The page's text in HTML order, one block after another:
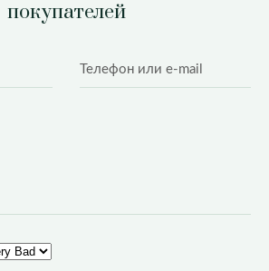
покупателей